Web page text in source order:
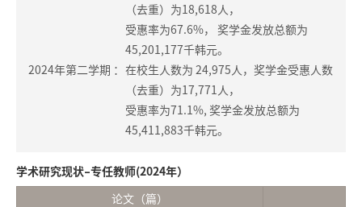
（去重）为18,618人，
受惠率为67.6%， 奖学金发放总额为
45,201,177千韩元。
2024年第二学期 ： 在校生人数为 24,975人，奖学金受惠人数
（去重）为17,771人，
受惠率为71.1%, 奖学金发放总额为
45,411,883千韩元。
学术研究现状–专任教师(2024年）
论文（篇）